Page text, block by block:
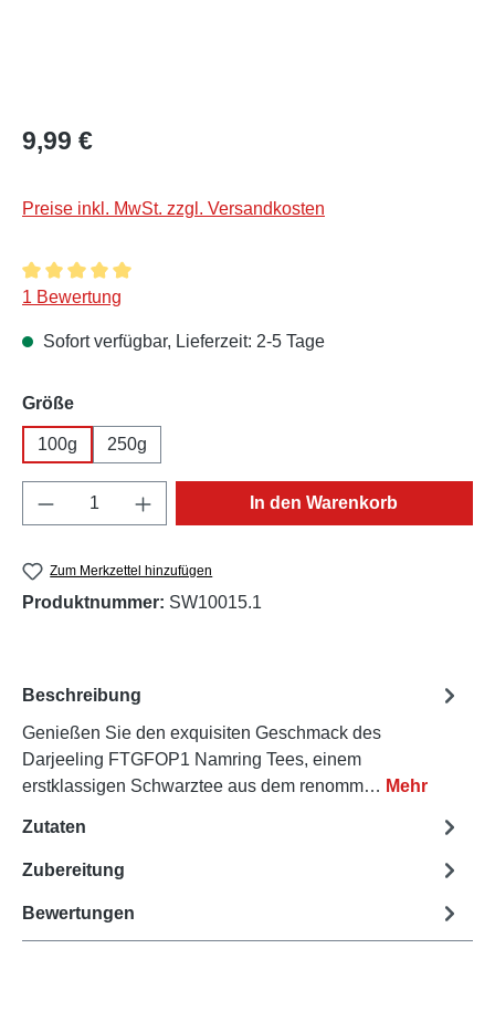
Regulärer Preis:
9,99 €
Preise inkl. MwSt. zzgl. Versandkosten
Durchschnittliche Bewertung von 5 von 5 Sternen
1 Bewertung
Sofort verfügbar, Lieferzeit: 2-5 Tage
Größeauswählen
100g 250g
Produkt Anzahl: Gib den gewünschten
In den Warenkorb
Zum Merkzettel hinzufügen
Produktnummer: SW10015.1
Beschreibung
Genießen Sie den exquisiten Geschmack des
Darjeeling FTGFOP1 Namring Tees, einem
erstklassigen Schwarztee aus dem renomm… Mehr
Zutaten
Zubereitung
Bewertungen